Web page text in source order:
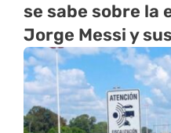
se sabe sobre la
Jorge Messi y